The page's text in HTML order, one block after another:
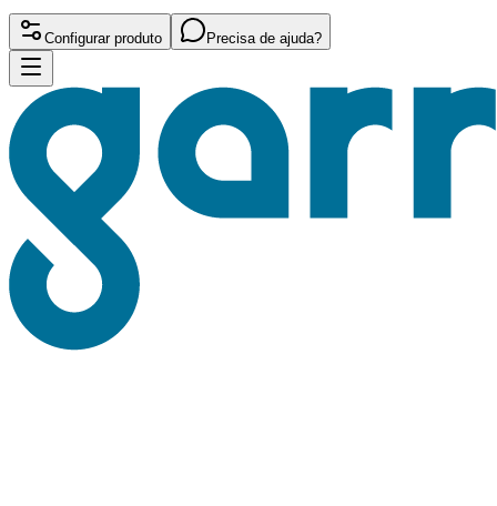
Configurar produto Precisa de ajuda?